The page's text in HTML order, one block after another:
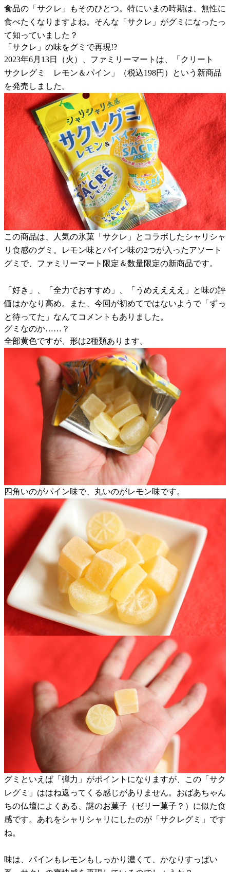
食品の「サクレ」もそのひとつ。特にいまの時期は、無性に
食べたくなりますよね。そんな「サクレ」がグミになったっ
て知っていました？
「サクレ」の味をグミで再現!?
2023年6月13日（火）、ファミリーマートは、「クリート
サクレグミ レモン＆パイン」（税込198円）という新商品
を発売しました。
この商品は、人気の氷菓「サクレ」とコラボしたシャリシャ
リ食感のグミ。レモン味とパイン味の2つが入ったアソート
グミで、ファミリーマート限定＆数量限定の新商品です。
「好き」、「全力でおすすめ」、「うめええええ」と味の評
価はかなり高め。また、今回が初めてではないようで「ずっ
と待ってた」なんてコメントもありました。
グミなのか……？
全部黄色ですが、形は2種類あります。
四角いのがパイン味で、丸いのがレモン味です。
グミといえば「弾力」がポイントになりますが、この「サク
レグミ」ははね返ってくる感じがありません。おばあちゃん
ちの仏壇によくある、謎のお菓子（ゼリー菓子？）に似た食
感です。あれをシャリシャリにしたのが「サクレグミ」です
ね。
味は、パインもレモンもしっかり濃くて、かなりすっぱい